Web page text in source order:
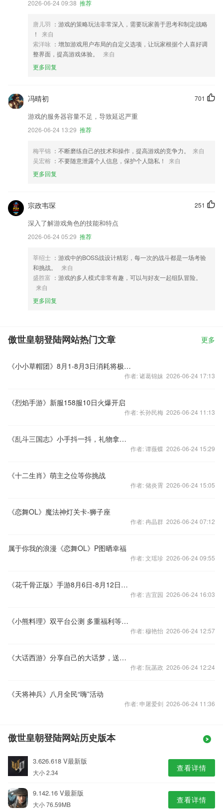
2026-06-24 09:38 推荐
唐儿羽 ：游戏的策略玩法非常深入，需要玩家善于思考和制定战略
！
来自
索洋咏 ：增加游戏用户布局的自定义选项，让玩家根据个人喜好调
整界面，提高游戏体验。
来自
更多回复
701
冯晴初
游戏的服务器容量不足，导致延迟严重
2026-06-24 13:29 推荐
梅平锦 ：不断磨练自己的技术和操作，提高游戏的竞争力。
来自
吴宏榕 ：不要随意泄露个人信息，保护个人隐私！
来自
更多回复
251
宗政韦琛
深入了解游戏角色的技能和特点
2026-06-24 05:29 推荐
莘绍士 ：游戏中的BOSS战设计精彩，每一次的战斗都是一场考验
和挑战。
来自
盛胜富 ：游戏的多人模式非常有趣，可以与好友一起组队冒险。
来自
更多回复
傲世皇朝登陆网站热门文章 更多
《小小草帽团》8月1-8月3日消耗将极品双属性纹身抱回家
作者: 诸葛锦妹 2026-06-24 17:13
《烈焰手游》新服158服10日火爆开启
作者: 长孙民梅 2026-06-24 11:13
《乱斗三国志》小手抖一抖，礼物拿着走
作者: 谭薇蝶 2026-06-24 15:29
《十二生肖》萌主之位等你挑战
作者: 储炎霄 2026-06-24 15:05
《恋舞OL》魔法神灯关卡-狮子座
作者: 冉晶群 2026-06-24 07:12
属于你我的浪漫《恋舞OL》P图晒幸福
作者: 文瑶珍 2026-06-24 09:55
《花千骨正版》手游8月6日-8月12日好礼奖励活动
作者: 吉宜园 2026-06-24 16:03
《小熊料理》双平台公测 多重福利等你来拿
作者: 穆艳怡 2026-06-24 12:57
《大话西游》分享自己的大话梦，送激活码
作者: 阮菡政 2026-06-24 12:24
《天将神兵》八月全民“嗨”活动
作者: 申屠爱剑 2026-06-24 11:36
傲世皇朝登陆网站历史版本
3.626.618 V最新版
大小 2.34 查看详情
9.142.16 V最新版
大小 76.59MB 查看详情